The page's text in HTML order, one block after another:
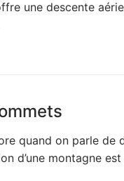
une descente
quand on parle de
d’une montagne